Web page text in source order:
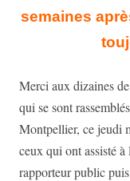
semaines
Merci aux dizaines
qui se sont
Montpellier, ce jeudi
ceux qui ont assisté
rapporteur public